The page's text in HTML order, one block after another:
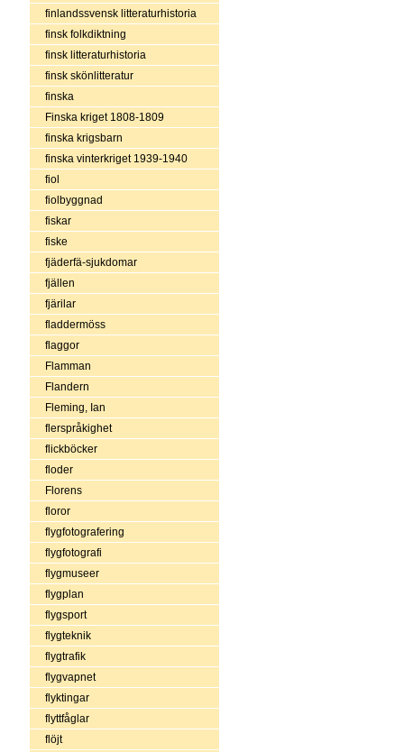
finlandssvensk litteraturhistoria
finsk folkdiktning
finsk litteraturhistoria
finsk skönlitteratur
finska
Finska kriget 1808-1809
finska krigsbarn
finska vinterkriget 1939-1940
fiol
fiolbyggnad
fiskar
fiske
fjäderfä-sjukdomar
fjällen
fjärilar
fladdermöss
flaggor
Flamman
Flandern
Fleming, Ian
flerspråkighet
flickböcker
floder
Florens
floror
flygfotografering
flygfotografi
flygmuseer
flygplan
flygsport
flygteknik
flygtrafik
flygvapnet
flyktingar
flyttfåglar
flöjt